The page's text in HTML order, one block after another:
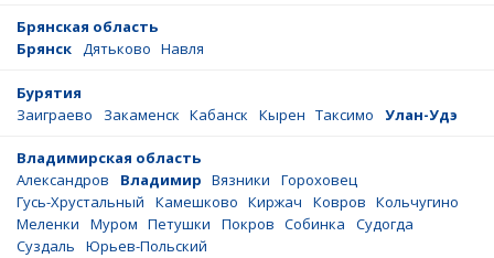
Брянская область
Брянск Дятьково Навля
Бурятия
Заиграево
Закаменск Кабанск Кырен Таксимо Улан-Удэ
Владимирская область
Александров
Владимир Вязники
Гороховец
Гусь-Хрустальный
Камешково Киржач Ковров Кольчугино
Меленки
Муром Петушки Покров Собинка
Судогда
Суздаль
Юрьев-Польский